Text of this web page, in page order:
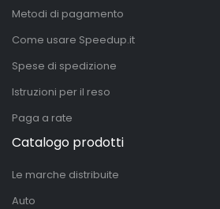
Metodi di pagamento
Come usare Speedup.it
Spese di spedizione
Istruzioni per il reso
Paga a rate
Catalogo prodotti
Le marche distribuite
Auto